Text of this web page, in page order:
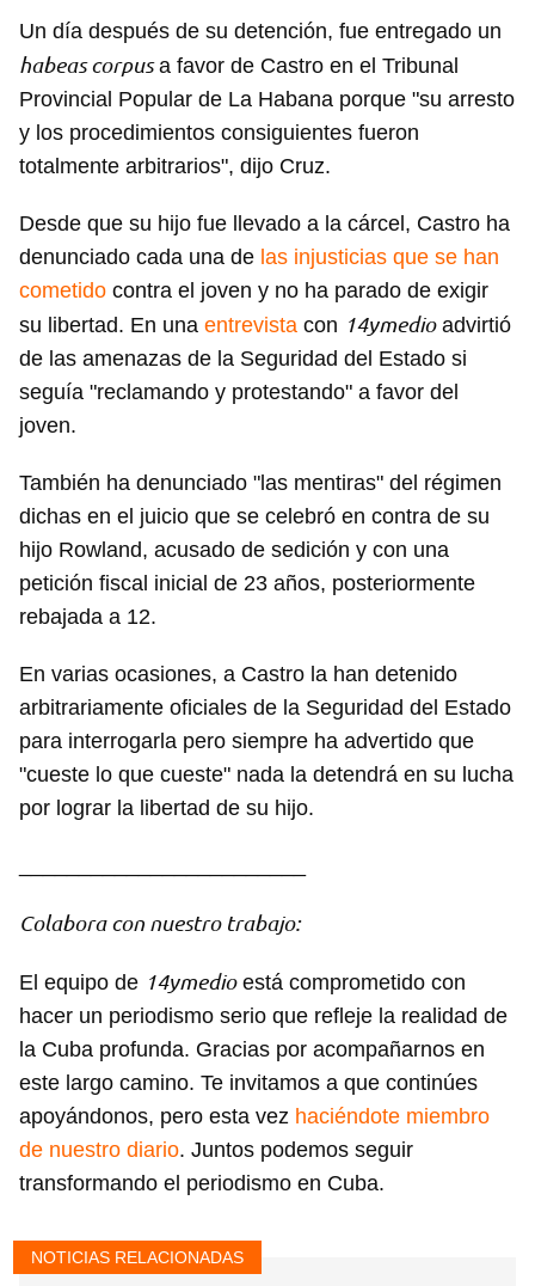
Un día después de su detención, fue entregado un
habeas corpusa favor de Castro en el Tribunal
Provincial Popular de La Habana porque "su arresto
y los procedimientos consiguientes fueron
totalmente arbitrarios", dijo Cruz.
Desde que su hijo fue llevado a la cárcel, Castro ha
denunciado cada una de las injusticias que se han
cometido contra el joven y no ha parado de exigir
su libertad. En una entrevista con 14ymedioadvirtió
de las amenazas de la Seguridad del Estado si
seguía "reclamando y protestando" a favor del
joven.
También ha denunciado "las mentiras" del régimen
dichas en el juicio que se celebró en contra de su
hijo Rowland, acusado de sedición y con una
petición fiscal inicial de 23 años, posteriormente
rebajada a 12.
En varias ocasiones, a Castro la han detenido
arbitrariamente oficiales de la Seguridad del Estado
para interrogarla pero siempre ha advertido que
"cueste lo que cueste" nada la detendrá en su lucha
por lograr la libertad de su hijo.
Colabora con nuestro trabajo:
El equipo de 14ymedioestá comprometido con
hacer un periodismo serio que refleje la realidad de
la Cuba profunda. Gracias por acompañarnos en
este largo camino. Te invitamos a que continúes
apoyándonos, pero esta vez haciéndote miembro
de nuestro diario. Juntos podemos seguir
transformando el periodismo en Cuba.
NOTICIAS RELACIONADAS